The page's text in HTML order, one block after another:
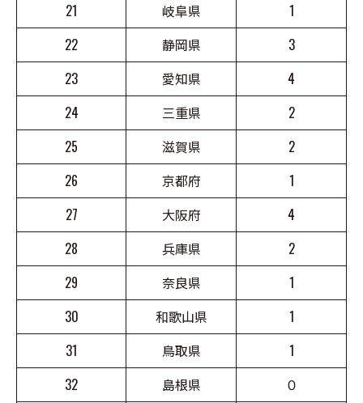
21
岐阜県
1
22
静岡県
3
23
愛知県
4
24
三重県
2
25
滋賀県
2
26
京都府
1
27
大阪府
4
28
兵庫県
2
29
奈良県
1
30
和歌山県
1
31
鳥取県
1
32
島根県
０